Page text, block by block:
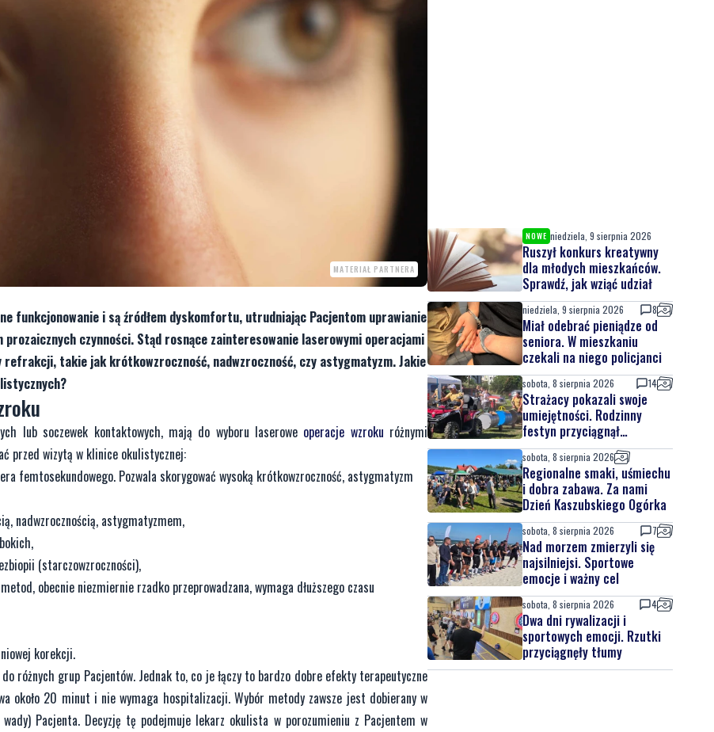
MATERIAŁ PARTNERA
funkcjonowanie i są źródłem dyskomfortu, utrudniając Pacjentom uprawianie
czynności. Stąd rosnące zainteresowanie laserowymi operacjami
takie jak krótkowzroczność, nadwzroczność, czy astygmatyzm. Jakie
lub soczewek kontaktowych, mają do wyboru laserowe operacje wzroku różnymi
przed wizytą w klinice okulistycznej:
femtosekundowego. Pozwala skorygować wysoką krótkowzroczność, astygmatyzm
nadwzrocznością, astygmatyzmem,
(starczowzroczności),
obecnie niezmiernie rzadko przeprowadzana, wymaga dłuższego czasu
korekcji.
różnych grup Pacjentów. Jednak to, co je łączy to bardzo dobre efekty terapeutyczne
około 20 minut i nie wymaga hospitalizacji. Wybór metody zawsze jest dobierany w
Pacjenta. Decyzję tę podejmuje lekarz okulista w porozumieniu z Pacjentem w
NOWE niedziela, 9 sierpnia 2026
Ruszył konkurs kreatywny
dla młodych mieszkańców.
Sprawdź, jak wziąć udział
niedziela, 9 sierpnia 2026 8
Miał odebrać pieniądze od
seniora. W mieszkaniu
czekali na niego policjanci
sobota, 8 sierpnia 2026 14
Strażacy pokazali swoje
umiejętności. Rodzinny
festyn przyciągnął
mieszkańców oraz gości
sobota, 8 sierpnia 2026
Regionalne smaki, uśmiechu
i dobra zabawa. Za nami
Dzień Kaszubskiego Ogórka
sobota, 8 sierpnia 2026 7
Nad morzem zmierzyli się
najsilniejsi. Sportowe
emocje i ważny cel
sobota, 8 sierpnia 2026 4
Dwa dni rywalizacji i
sportowych emocji. Rzutki
przyciągnęły tłumy